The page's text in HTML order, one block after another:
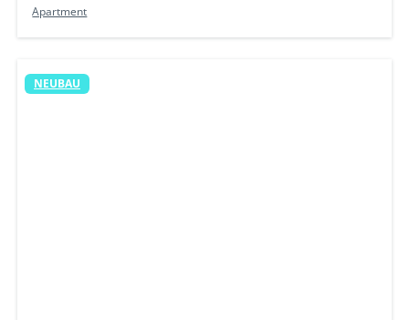
Apartment
NEUBAU